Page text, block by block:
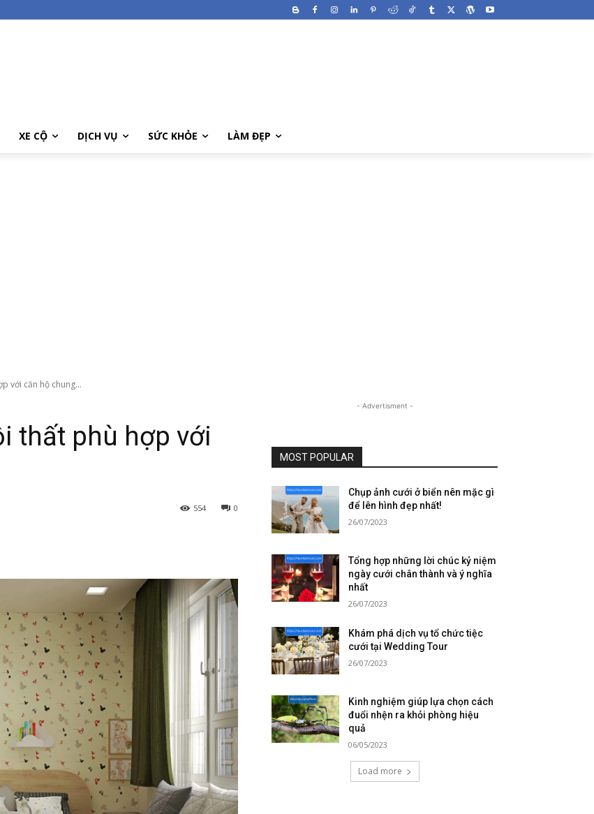
XE CỘ DỊCH VỤ SỨC KHỎE LÀM ĐẸP
với căn hộ chung...
thất phù hợp với
0
554
- Advertisment -
MOST POPULAR
Chụp ảnh cưới ở biển nên mặc gì
để lên hình đẹp nhất!
26/07/2023
Tổng hợp những lời chúc kỷ niệm
ngày cưới chân thành và ý nghĩa
nhất
26/07/2023
Khám phá dịch vụ tổ chức tiệc
cưới tại Wedding Tour
26/07/2023
Kinh nghiệm giúp lựa chọn cách
đuổi nhện ra khỏi phòng hiệu
quả
06/05/2023
Load more